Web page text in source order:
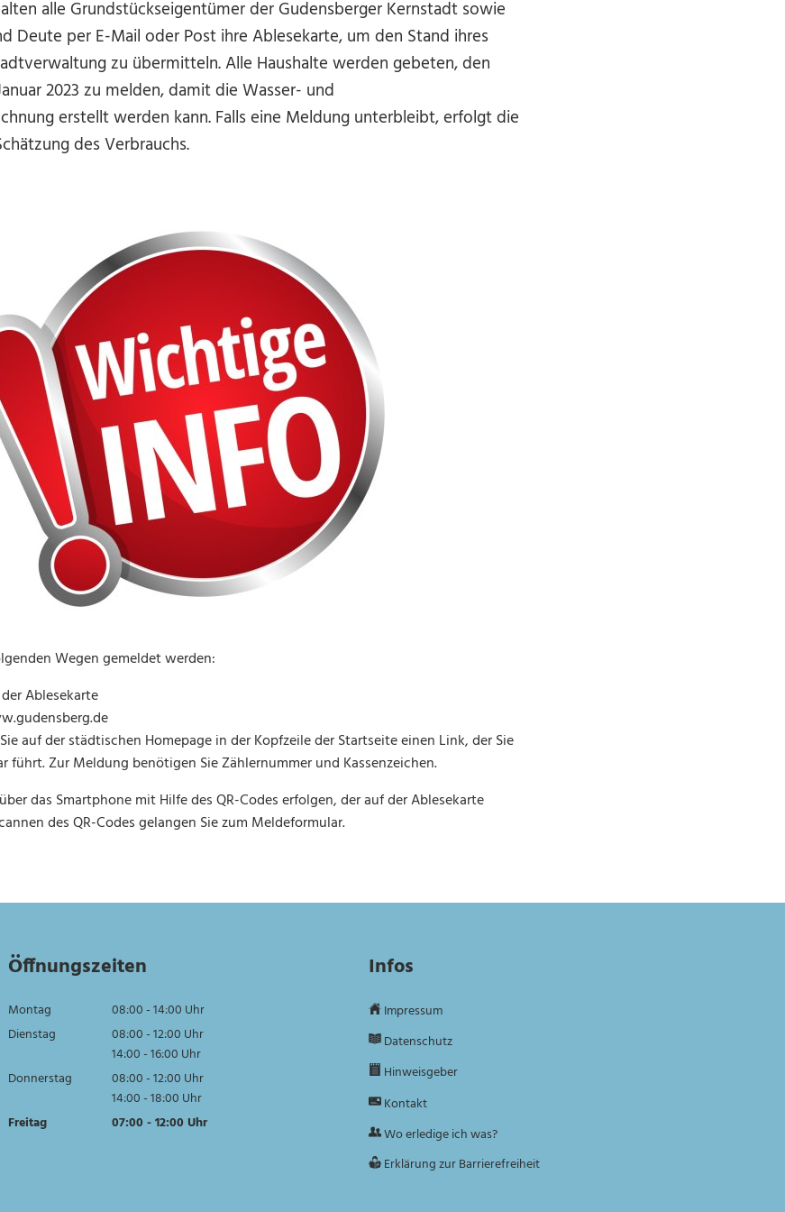
alle Grundstückseigentümer der Gudensberger Kernstadt sowie
Deute per E-Mail oder Post ihre Ablesekarte, um den Stand ihres
zu übermitteln. Alle Haushalte werden gebeten, den
2023 zu melden, damit die Wasser- und
erstellt werden kann. Falls eine Meldung unterbleibt, erfolgt die
des Verbrauchs.
Wegen gemeldet werden:
Ablesekarte
auf der städtischen Homepage in der Kopfzeile der Startseite einen Link, der Sie
führt. Zur Meldung benötigen Sie Zählernummer und Kassenzeichen.
das Smartphone mit Hilfe des QR-Codes erfolgen, der auf der Ablesekarte
des QR-Codes gelangen Sie zum Meldeformular.
Öffnungszeiten
Montag 08:00-14:00 Uhr
Von 08:00 bis 14:00 Uhr
Dienstag 08:00-12:00 Uhr
Von 08:00 bis 12:00 Uhr
14:00-16:00 Uhr
Von 14:00 bis 16:00 Uhr
Donnerstag 08:00-12:00 Uhr
Von 08:00 bis 12:00 Uhr
14:00-18:00 Uhr
Von 14:00 bis 18:00 Uhr
Freitag 07:00 -12:00 Uhr
Infos
Impressum
Datenschutz
Hinweisgeber
Kontakt
Wo erledige ich was?
Erklärung zur Barrierefreiheit